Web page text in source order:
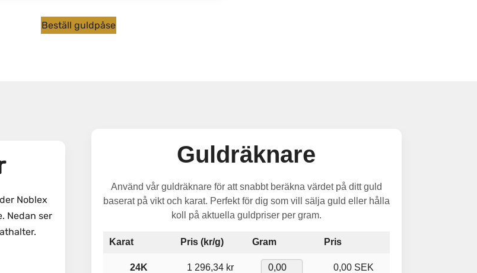
Beställ guldpåse
Noblex
Nedan ser
Guldräknare
Använd vår guldräknare för att snabbt beräkna värdet på ditt guld
baserat på vikt och karat. Perfekt för dig som vill sälja guld eller hålla
koll på aktuella guldpriser per gram.
Karat Pris (kr/g) Gram Pris
24K 1 296,34 kr 0,00 SEK